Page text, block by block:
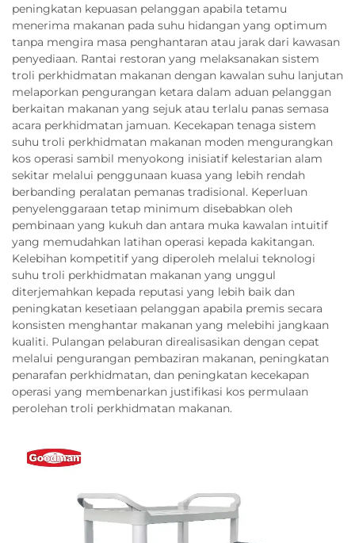
peningkatan kepuasan pelanggan apabila tetamu
menerima makanan pada suhu hidangan yang optimum
tanpa mengira masa penghantaran atau jarak dari kawasan
penyediaan. Rantai restoran yang melaksanakan sistem
troli perkhidmatan makanan dengan kawalan suhu lanjutan
melaporkan pengurangan ketara dalam aduan pelanggan
berkaitan makanan yang sejuk atau terlalu panas semasa
acara perkhidmatan jamuan. Kecekapan tenaga sistem
suhu troli perkhidmatan makanan moden mengurangkan
kos operasi sambil menyokong inisiatif kelestarian alam
sekitar melalui penggunaan kuasa yang lebih rendah
berbanding peralatan pemanas tradisional. Keperluan
penyelenggaraan tetap minimum disebabkan oleh
pembinaan yang kukuh dan antara muka kawalan intuitif
yang memudahkan latihan operasi kepada kakitangan.
Kelebihan kompetitif yang diperoleh melalui teknologi
suhu troli perkhidmatan makanan yang unggul
diterjemahkan kepada reputasi yang lebih baik dan
peningkatan kesetiaan pelanggan apabila premis secara
konsisten menghantar makanan yang melebihi jangkaan
kualiti. Pulangan pelaburan direalisasikan dengan cepat
melalui pengurangan pembaziran makanan, peningkatan
penarafan perkhidmatan, dan peningkatan kecekapan
operasi yang membenarkan justifikasi kos permulaan
perolehan troli perkhidmatan makanan.